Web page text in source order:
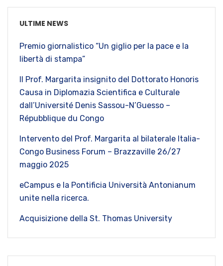
ULTIME NEWS
Premio giornalistico “Un giglio per la pace e la
libertà di stampa”
Il Prof. Margarita insignito del Dottorato Honoris
Causa in Diplomazia Scientifica e Culturale
dall’Université Denis Sassou-N’Guesso –
Répubblique du Congo
Intervento del Prof. Margarita al bilaterale Italia-
Congo Business Forum – Brazzaville 26/27
maggio 2025
eCampus e la Pontificia Università Antonianum
unite nella ricerca.
Acquisizione della St. Thomas University